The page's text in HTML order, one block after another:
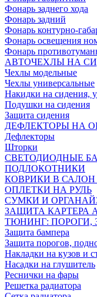
Фонарь заднего хода
Фонарь задний
Фонарь контурно-
Фонарь освещения
Фонарь
АВТОЧЕХЛЫ НА
Чехлы модельные
Чехлы универсальные
Накидки на сидения,
Подушки на сидения
Защита сидения
ДЕФЛЕКТОРЫ НА
Дефлекторы
Шторки
СВЕТОДИОДНЫЕ
ПОДЛОКОТНИКИ
КОВРИКИ В
ОПЛЕТКИ НА РУЛЬ
СУМКИ И
ЗАЩИТА КАРТЕРА
ТЮНИНГ: ПОРОГИ,
Защита бампера
Защита порогов,
Накладки на кузов и
Насадки на глушитель
Реснички на фары
Решетка радиатора